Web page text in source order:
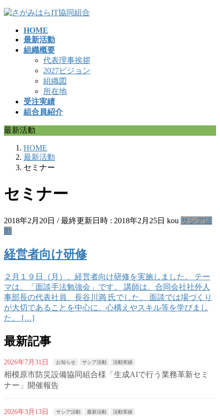
コ
ナ
HOME
最新活動
組織概要
代表理事挨拶
2027ビジョン
組織図
所在地
受注実績
組合員紹介
最新活動
HOME
最新活動
セミナー
セミナー
2018年2月20日 / 最終更新日時 : 2018年2月25日 kou サシア活
動
経営者向け研修
２月１９日（月）、経営者向け研修を実施しました。 テー
マは、「面談手法勉強会」です。 講師は、合同会社社外人
事部長の代表社員、長谷川満 氏でした。 面談では場づくり
が大切であることを中心に、心構えやスキル等を学びまし
た。 […]
最新記事
2026年7月31日 お知らせ サシア活動 活動実績
相模原市防災設備協同組合様「生成AIで行う業務革新セミ
ナー」開催報告
2026年3月13日 サシア活動 最新活動 活動実績